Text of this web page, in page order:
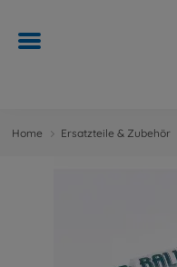
Home Ersatzteile & Zubehör